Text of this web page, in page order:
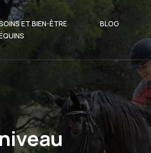
ET BIEN-ÊTRE
BLOG